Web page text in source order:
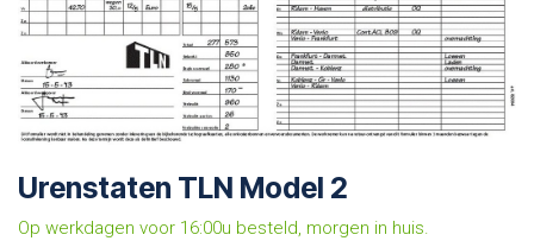
Urenstaten TLN Model 2
Op werkdagen voor 16:00u besteld, morgen in huis.